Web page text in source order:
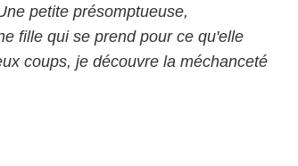
petite présomptueuse,
fille qui se prend pour ce qu'elle
coups, je découvre la méchanceté